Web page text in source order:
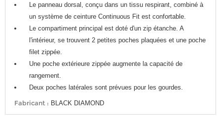
Le panneau dorsal, conçu dans un tissu respirant, combiné à
un système de ceinture Continuous Fit est confortable.
Le compartiment principal est doté d'un zip étanche. A
l'intérieur, se trouvent 2 petites poches plaquées et une poche
filet zippée.
Une poche extérieure zippée augmente la capacité de
rangement.
Deux poches latérales sont prévues pour les gourdes.
Fabricant : BLACK DIAMOND